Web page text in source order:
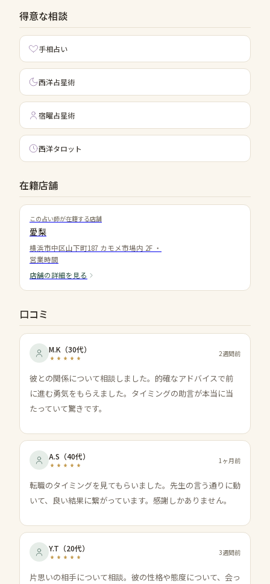
得意な相談
手相占い
西洋占星術
宿曜占星術
西洋タロット
在籍店舗
この占い師が在籍する店舗
愛梨
横浜市中区山下町187 カモメ市場内 2F ・
営業時間
店舗の詳細を見る
口コミ
M.K （30代） 2週間前
彼との関係について相談しました。的確なアドバイスで前
に進む勇気をもらえました。タイミングの助言が本当に当
たっていて驚きです。
A.S （40代） 1ヶ月前
転職のタイミングを見てもらいました。先生の言う通りに動
いて、良い結果に繋がっています。感謝しかありません。
Y.T （20代） 3週間前
片思いの相手について相談。彼の性格や態度について、会っ